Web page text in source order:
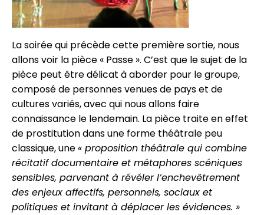
La soirée qui précède cette première sortie, nous
allons voir la pièce « Passe ». C’est que le sujet de la
pièce peut être délicat à aborder pour le groupe,
composé de personnes venues de pays et de
cultures variés, avec qui nous allons faire
connaissance le lendemain. La pièce traite en effet
de prostitution dans une forme théâtrale peu
classique, une« proposition théâtrale qui combine
récitatif documentaire et métaphores scéniques
sensibles, parvenant à révéler l’enchevêtrement
des enjeux affectifs, personnels, sociaux et
politiques et invitant à déplacer les évidences. »